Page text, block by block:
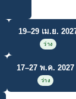
19–29 เม.ย.
ว่าง
17–27 พ.ค. 2027
ว่าง